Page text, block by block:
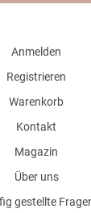
Anmelden
Registrieren
Warenkorb
Kontakt
Magazin
Über uns
gestellte